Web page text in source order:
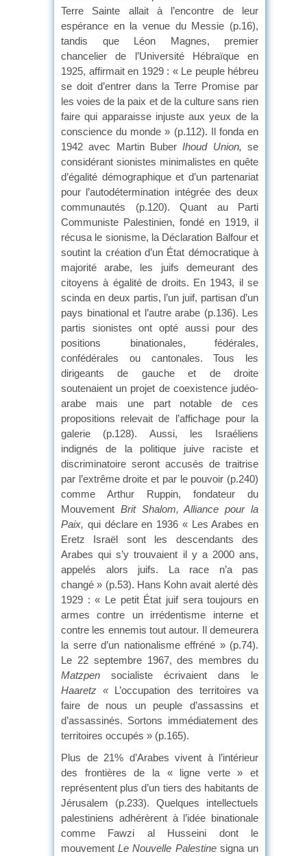
Terre Sainte allait à l’encontre de leur
espérance en la venue du Messie (p.16),
tandis que Léon Magnes, premier
chancelier de l’Université Hébraïque en
1925, affirmait en 1929 : « Le peuple hébreu
se doit d’entrer dans la Terre Promise par
les voies de la paix et de la culture sans rien
faire qui apparaisse injuste aux yeux de la
conscience du monde » (p.112). Il fonda en
1942 avec Martin BuberIhoud Union,se
considérant sionistes minimalistes en quête
d’égalité démographique et d’un partenariat
pour l’autodétermination intégrée des deux
communautés (p.120). Quant au Parti
Communiste Palestinien, fondé en 1919, il
récusa le sionisme, la Déclaration Balfour et
soutint la création d’un État démocratique à
majorité arabe, les juifs demeurant des
citoyens à égalité de droits. En 1943, il se
scinda en deux partis, l’un juif, partisan d’un
pays binational et l’autre arabe (p.136). Les
partis sionistes ont opté aussi pour des
positions binationales, fédérales,
confédérales ou cantonales. Tous les
dirigeants de gauche et de droite
soutenaient un projet de coexistence judéo-
arabe mais une part notable de ces
propositions relevait de l’affichage pour la
galerie (p.128). Aussi, les Israéliens
indignés de la politique juive raciste et
discriminatoire seront accusés de traitrise
par l’extrême droite et par le pouvoir (p.240)
comme Arthur Ruppin, fondateur du
Mouvement Brit Shalom, Alliance pour la
Paix, qui déclare en 1936 « Les Arabes en
Eretz Israël sont les descendants des
Arabes qui s’y trouvaient il y a 2000 ans,
appelés alors juifs. La race n’a pas
changé » (p.53). Hans Kohn avait alerté dès
1929 : « Le petit État juif sera toujours en
armes contre un irrédentisme interne et
contre les ennemis tout autour. Il demeurera
la serre d’un nationalisme effréné » (p.74).
Le 22 septembre 1967, des membres du
Matzpen socialiste écrivaient dans le
Haaretz « L’occupation des territoires va
faire de nous un peuple d’assassins et
d’assassinés. Sortons immédiatement des
territoires occupés » (p.165).
Plus de 21% d’Arabes vivent à l’intérieur
des frontières de la « ligne verte » et
représentent plus d’un tiers des habitants de
Jérusalem (p.233). Quelques intellectuels
palestiniens adhérèrent à l’idée binationale
comme Fawzi al Husseini dont le
mouvementLe Nouvelle Palestinesigna un